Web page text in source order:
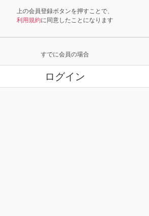
上の会員登録ボタンを押すことで、
利用規約に同意したことになります
すでに会員の場合
ログイン